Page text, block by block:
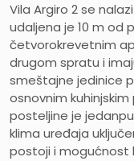
Vila Argiro 2 se
udaljena je 10 m od
četvorokrevetnim
drugom spratu i
smeštajne jedinice
osnovnim
posteljine je
klima uređaja
postoji i mogućnost